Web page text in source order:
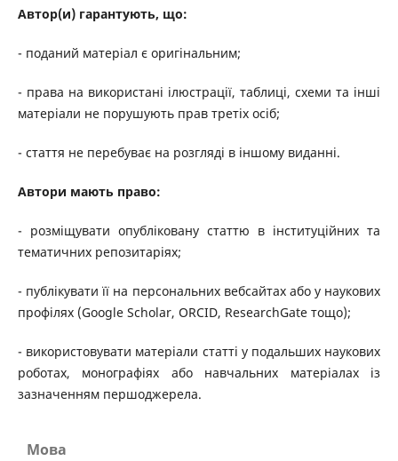
Автор(и) гарантують, що:
- поданий матеріал є оригінальним;
- права на використані ілюстрації, таблиці, схеми та інші
матеріали не порушують прав третіх осіб;
- стаття не перебуває на розгляді в іншому виданні.
Автори мають право:
- розміщувати опубліковану статтю в інституційних та
тематичних репозитаріях;
- публікувати її на персональних вебсайтах або у наукових
профілях (Google Scholar, ORCID, ResearchGate тощо);
- використовувати матеріали статті у подальших наукових
роботах, монографіях або навчальних матеріалах із
зазначенням першоджерела.
Мова